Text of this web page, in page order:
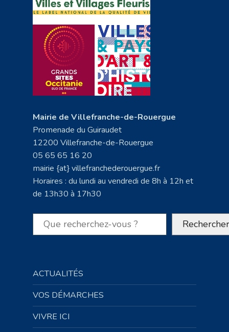
Mairie de Villefranche-de-Rouergue
Promenade du Guiraudet
12200 Villefranche-de-Rouergue
05 65 65 16 20
mairie {at} villefranchederouergue.fr
Horaires : du lundi au vendredi de 8h à 12h et
de 13h30 à 17h30
Rechercher Rechercher
ACTUALITÉS
VOS DÉMARCHES
VIVRE ICI